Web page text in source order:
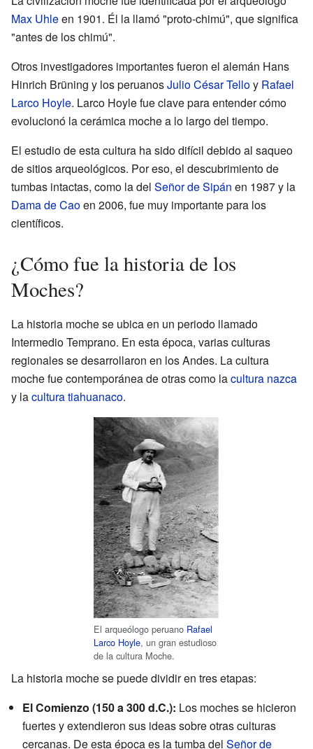
Max Uhleen 1901. Él la llamó "proto-chimú", que significa
"antes de los chimú".
Otros investigadores importantes fueron el alemán Hans
Hinrich Brüning y los peruanosJulio César Telloy Rafael
Larco Hoyle. Larco Hoyle fue clave para entender cómo
evolucionó la cerámica moche a lo largo del tiempo.
El estudio de esta cultura ha sido difícil debido al saqueo
de sitios arqueológicos. Por eso, el descubrimiento de
tumbas intactas, como la del Señor de Sipán en 1987 y la
Dama de Caoen 2006, fue muy importante para los
científicos.
¿Cómo fue la historia de los
Moches?
La historia moche se ubica en un periodo llamado
Intermedio Temprano. En esta época, varias culturas
regionales se desarrollaron en los Andes. La cultura
moche fue contemporánea de otras como lacultura nazca
y lacultura tiahuanaco.
El arqueólogo peruano Rafael
Larco Hoyle, un gran estudioso
de la cultura Moche.
La historia moche se puede dividir en tres etapas:
El Comienzo (150 a 300 d.C.): Los moches se hicieron
fuertes y extendieron sus ideas sobre otras culturas
cercanas. De esta época es la tumba del Señor de